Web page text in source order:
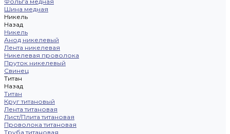
Шина медная
Никель
Назад
Никель
Анод никелевый
Лента никелевая
Никелевая проволока
Пруток никелевый
Свинец
Титан
Назад
Титан
Круг титановый
Лента титановая
Лист/Плита титановая
Проволока титановая
Труба титановая